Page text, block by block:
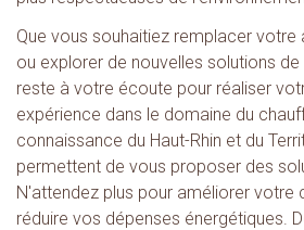
Que vous souhaitiez remplacer votre
ou explorer de nouvelles solutions de
reste à votre écoute pour réaliser
expérience dans le domaine du
connaissance du Haut-Rhin et du
permettent de vous proposer des
N'attendez plus pour améliorer votre
réduire vos dépenses énergétiques.